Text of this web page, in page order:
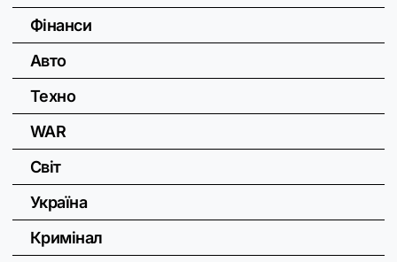
Фінанси
Авто
Техно
WAR
Світ
Україна
Кримінал